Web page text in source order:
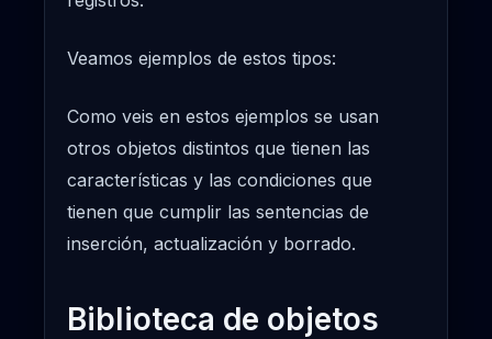
Veamos ejemplos de estos tipos:
Como veis en estos ejemplos se usan
otros objetos distintos que tienen las
características y las condiciones que
tienen que cumplir las sentencias de
inserción, actualización y borrado.
Biblioteca de objetos